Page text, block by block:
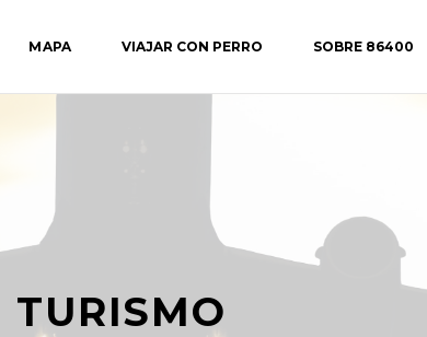
MAPA VIAJAR CON PERRO SOBRE 86400
TURISMO